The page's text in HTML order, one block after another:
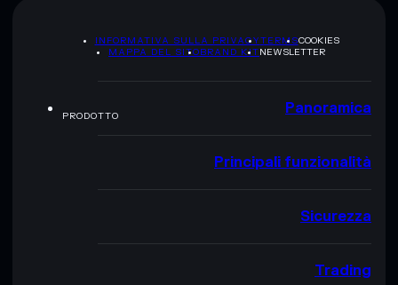
INFORMATIVA SULLA PRIVACYTERMSCOOKIES
MAPPA DEL SITOBRAND KITNEWSLETTER
PRODOTTO Panoramica
Principali funzionalità
Sicurezza
Trading